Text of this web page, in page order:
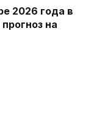
2026 года в
на